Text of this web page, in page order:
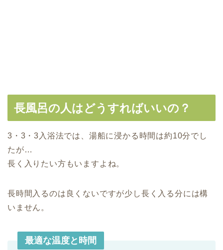
長風呂の人はどうすればいいの？
3・3・3入浴法では、湯船に浸かる時間は約10分でし
たが…
長く入りたい方もいますよね。
長時間入るのは良くないですが少し長く入る分には構
いません。
最適な温度と時間